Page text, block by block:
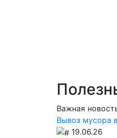
Важная
Вывоз мусора
19.06.26